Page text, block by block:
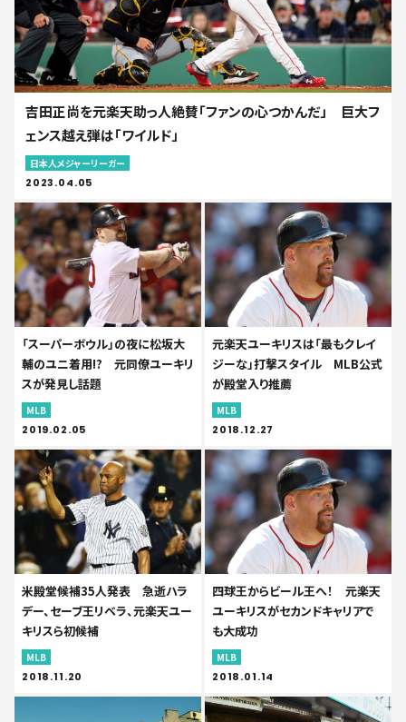
吉田正尚を元楽天助っ人絶賛「ファンの心つかんだ」 巨大フ
ェンス越え弾は「ワイルド」
日本人メジャーリーガー
2023.04.05
「スーパーボウル」の夜に松坂大
輔のユニ着用!? 元同僚ユーキリ
スが発見し話題
MLB
2019.02.05
元楽天ユーキリスは「最もクレイ
ジーな」打撃スタイル MLB公式
が殿堂入り推薦
MLB
2018.12.27
米殿堂候補35人発表 急逝ハラ
デー、セーブ王リベラ、元楽天ユー
キリスら初候補
MLB
2018.11.20
四球王からビール王へ！ 元楽天
ユーキリスがセカンドキャリアで
も大成功
MLB
2018.01.14